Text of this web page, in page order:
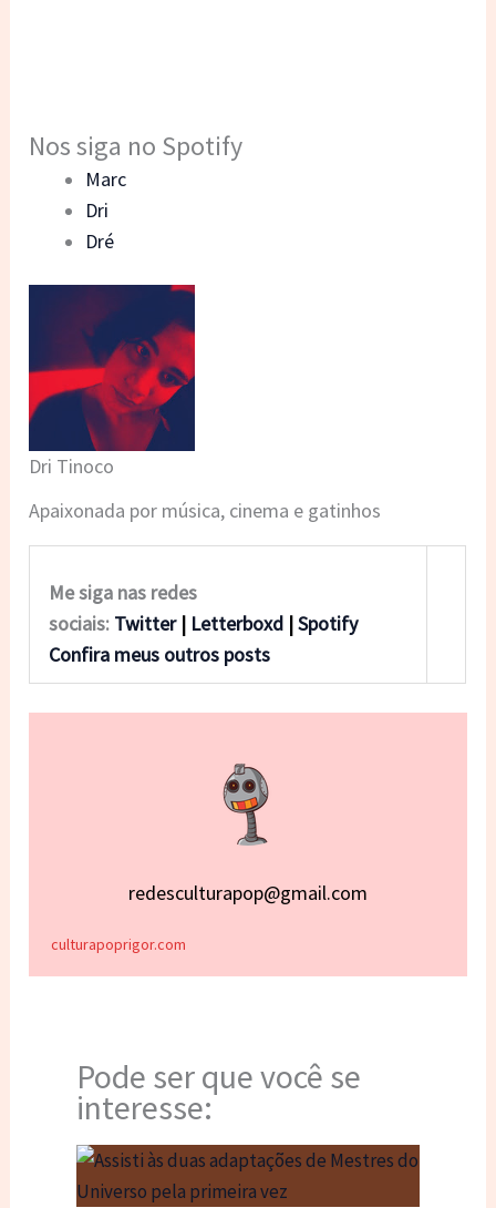
Nos siga no Spotify
Marc
Dri
Dré
Dri Tinoco
Apaixonada por música, cinema e gatinhos
Me siga nas redes
sociais: Twitter| Letterboxd |Spotify
Confira meus outros posts
redesculturapop@gmail.com
culturapoprigor.com
Pode ser que você se
interesse: